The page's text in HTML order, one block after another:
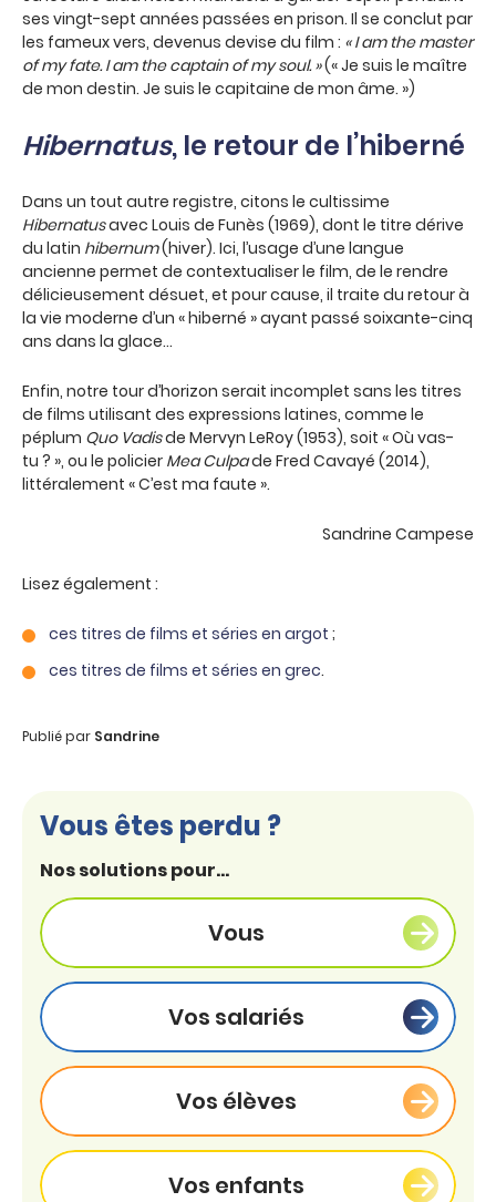
ses vingt-sept années passées en prison. Il se conclut par
les fameux vers, devenus devise du film : « I am the master
of my fate. I am the captain of my soul. »(« Je suis le maître
de mon destin. Je suis le capitaine de mon âme. »)
Hibernatus, le retour de l’hiberné
Dans un tout autre registre, citons le cultissime
Hibernatusavec Louis de Funès (1969), dont le titre dérive
du latin hibernum(hiver). Ici, l’usage d’une langue
ancienne permet de contextualiser le film, de le rendre
délicieusement désuet, et pour cause, il traite du retour à
la vie moderne d’un « hiberné » ayant passé soixante-cinq
ans dans la glace…
Enfin, notre tour d’horizon serait incomplet sans les titres
de films utilisant des expressions latines, comme le
péplum Quo Vadisde Mervyn LeRoy (1953), soit « Où vas-
tu ? », ou le policier Mea Culpade Fred Cavayé (2014),
littéralement « C’est ma faute ».
Sandrine Campese
Lisez également :
ces titres de films et séries en argot ;
ces titres de films et séries en grec.
Publié par Sandrine
Vous êtes perdu ?
Nos solutions pour...
Vous
Vos salariés
Vos élèves
Vos enfants